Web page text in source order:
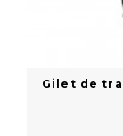
Gilet de